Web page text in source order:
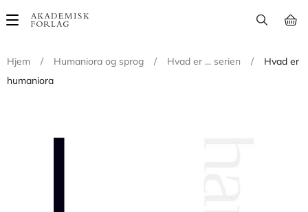
Main
Hjem
/ Humaniora og sprog / Hvad er ... serien /
Hvad er
humaniora